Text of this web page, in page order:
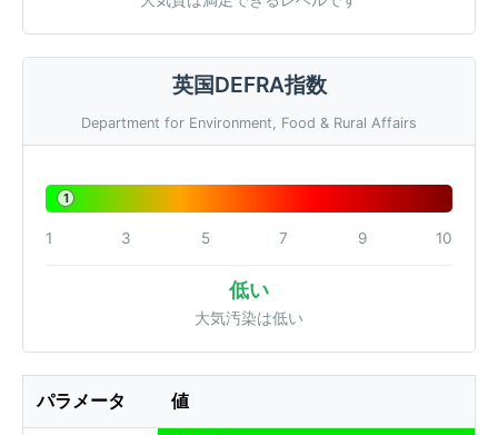
英国DEFRA指数
Department for Environment, Food & Rural Affairs
1
1 3 5 7 9 10
低い
大気汚染は低い
パラメータ 値